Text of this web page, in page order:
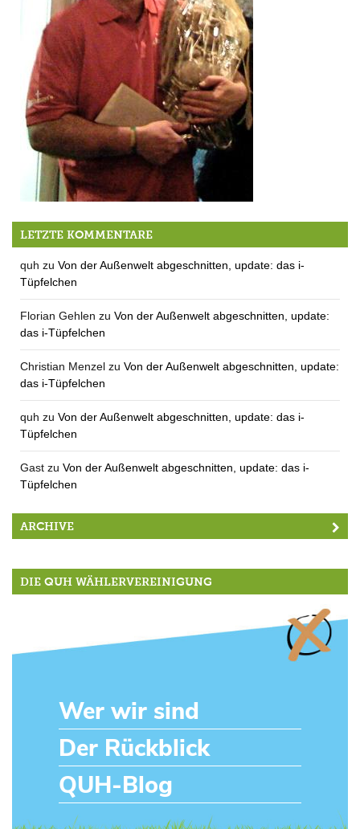
Wo ist heute die Party?
LETZTE KOMMENTARE
quh zu Von der Außenwelt abgeschnitten, update: das i-
Tüpfelchen
Florian Gehlen zu Von der Außenwelt abgeschnitten, update:
das i-Tüpfelchen
Christian Menzel zu Von der Außenwelt abgeschnitten, update:
das i-Tüpfelchen
quh zu Von der Außenwelt abgeschnitten, update: das i-
Tüpfelchen
Gast zu Von der Außenwelt abgeschnitten, update: das i-
Tüpfelchen
ARCHIVE
DIE QUH WÄHLERVEREINIGUNG
Wer wir sind
Der Rückblick
QUH-Blog